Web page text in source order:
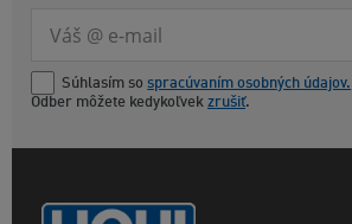
Súhlasím so spracúvaním osobných údajov.
Odber môžete kedykoľvek zrušiť.